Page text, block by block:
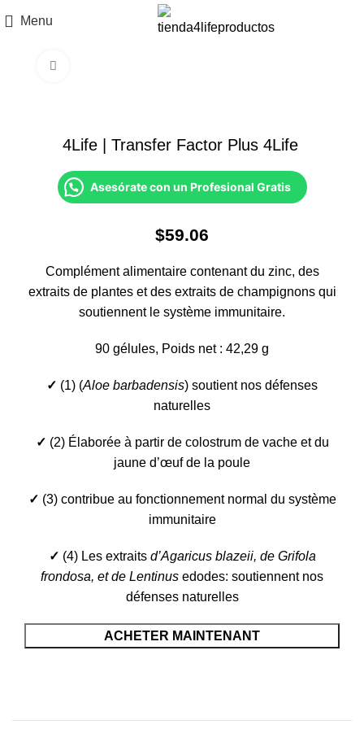
Menu
4Life | Transfer Factor Plus 4Life
Asesórate con un Profesional Gratis
$59.06
Complément alimentaire contenant du zinc, des
extraits de plantes et des extraits de champignons qui
soutiennent le système immunitaire.
90 gélules, Poids net : 42,29 g
✓ (1) (Aloe barbadensis) soutient nos défenses
naturelles
✓ (2) Élaborée à partir de colostrum de vache et du
jaune d’œuf de la poule
✓ (3) contribue au fonctionnement normal du système
immunitaire
✓ (4) Les extraits d’Agaricus blazeii, de Grifola
frondosa, et de Lentinus edodes: soutiennent nos
défenses naturelles
ACHETER MAINTENANT